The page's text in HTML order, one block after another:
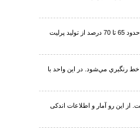
صنعت ساختمان مصرف کننده عمده پرلیت بوده و خواهد بود. حدود 65 تا 70 درصد از تولید پرلیت
رنگبري مي‌شود. در اين واحد با
از این رو آمار و اطلاعات اندکی